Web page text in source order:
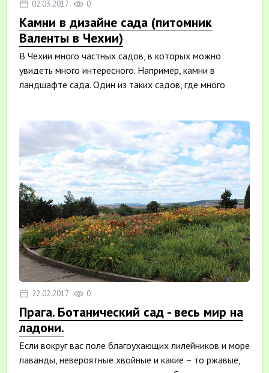
02.03.2017 0
Камни в дизайне сада (питомник
Валенты в Чехии)
В Чехии много частных садов, в которых можно
увидеть много интересного. Например, камни в
ландшафте сада. Один из таких садов, где много
22.02.2017 0
Прага. Ботанический сад - весь мир на
ладони.
Если вокруг вас поле благоухающих лилейников и море
лаванды, невероятные хвойные и какие – то ржавые,